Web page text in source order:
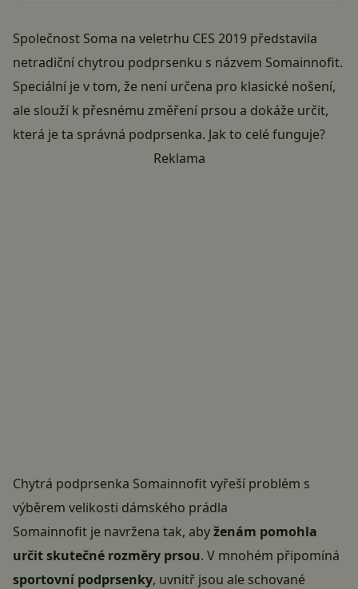
Společnost Soma na veletrhu CES 2019 představila
netradiční chytrou podprsenku s názvem Somainnofit.
Speciální je v tom, že není určena pro klasické nošení,
ale slouží k přesnému změření prsou a dokáže určit,
která je ta správná podprsenka. Jak to celé funguje?
Reklama
Chytrá podprsenka Somainnofit vyřeší problém s
výběrem velikosti dámského prádla
Somainnofit je navržena tak, abyženám pomohla
určit skutečné rozměry prsou. V mnohém připomíná
sportovní podprsenky, uvnitř jsou ale schované